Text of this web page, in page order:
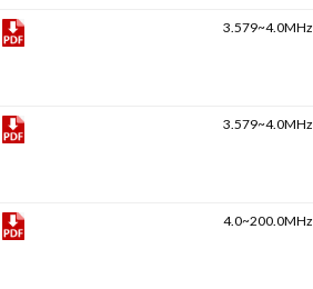
3.579~4.0MHz
3.579~4.0MHz
4.0~200.0MHz